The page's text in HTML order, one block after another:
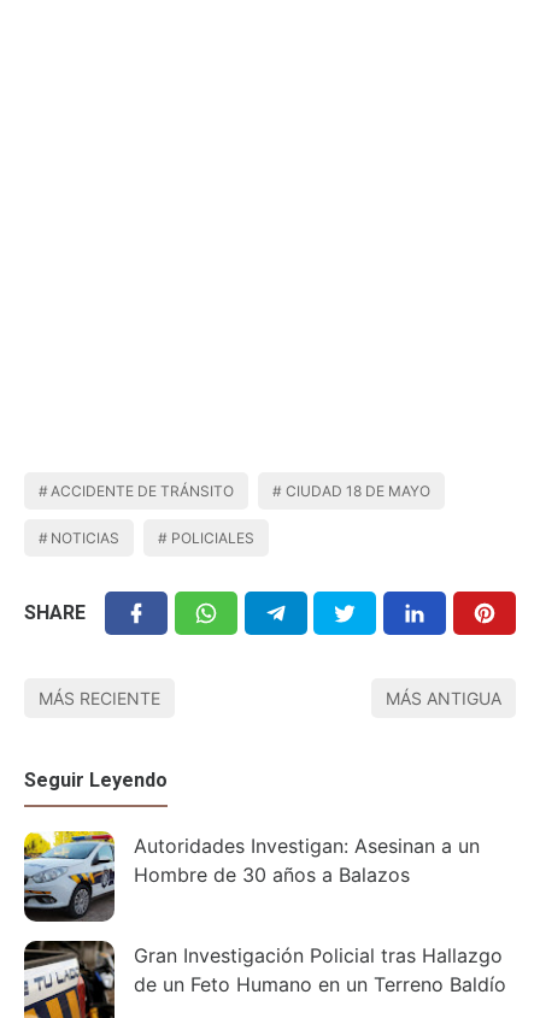
ACCIDENTE DE TRÁNSITO CIUDAD 18 DE MAYO
NOTICIAS POLICIALES
SHARE
MÁS RECIENTE MÁS ANTIGUA
Seguir Leyendo
Autoridades Investigan: Asesinan a un
Hombre de 30 años a Balazos
Gran Investigación Policial tras Hallazgo
de un Feto Humano en un Terreno Baldío